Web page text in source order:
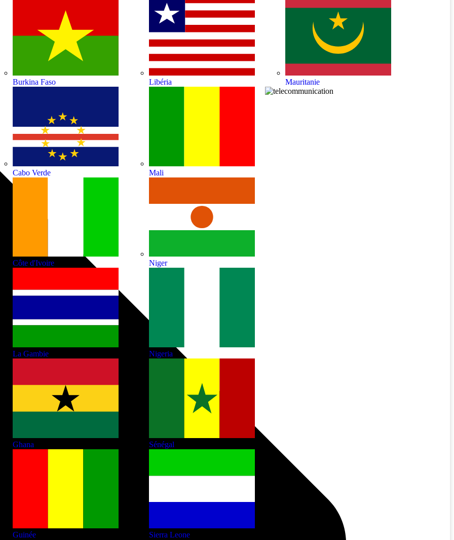
Burkina Faso
Cabo Verde
Côte d'Ivoire
La Gambie
Ghana
Guinée
Libéria
Mali
Niger
Nigeria
Sénégal
Sierra Leone
Mauritanie